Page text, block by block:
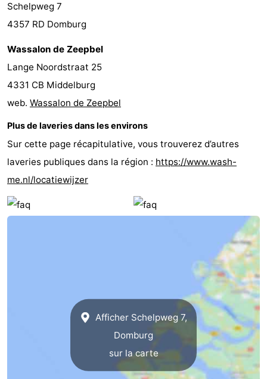
manger
Pratiques
Route
-
Médicales
Région
Zeeland
Schouwen-
Schelpweg 7
4357 RD Domburg
Wassalon de Zeepbel
Lange Noordstraat 25
4331 CB Middelburg
web. Wassalon de Zeepbel
Plus de laveries dans les environs
Sur cette page récapitulative, vous trouverez d’autres
laveries publiques dans la région : https://www.wash-
me.nl/locatiewijzer
Afficher Schelpweg 7,
Domburg
sur la carte